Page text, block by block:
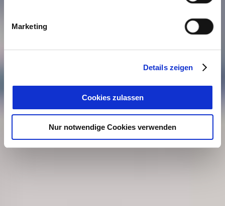
Marketing
Details zeigen
Cookies zulassen
Nur notwendige Cookies verwenden